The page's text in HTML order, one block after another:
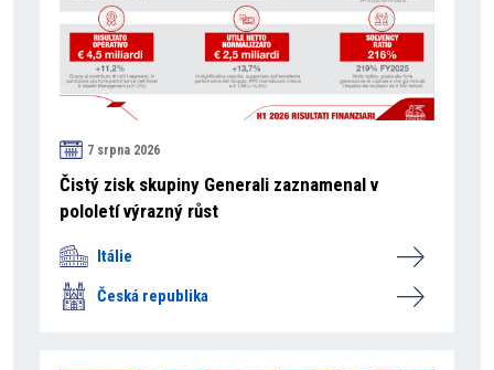
7 srpna 2026
Čistý zisk skupiny Generali zaznamenal v
pololetí výrazný růst
Itálie
Česká republika